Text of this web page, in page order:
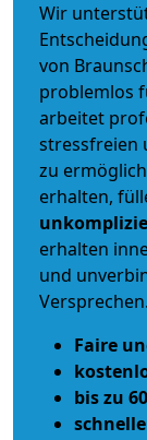
Wir
von
problemlos
arbeitet
stressfreien
zu
erhalten,
erhalten
und
Versprechen.
Faire
bis zu